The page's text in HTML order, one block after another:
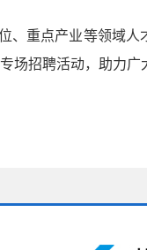
重点产业等领域人
场招聘活动，助力广